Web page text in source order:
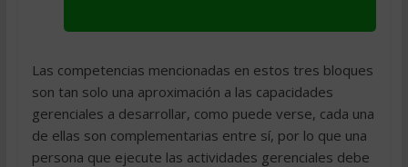
Las competencias mencionadas en estos tres bloques
son tan solo una aproximación a las capacidades
gerenciales a desarrollar, como puede verse, cada una
de ellas son complementarias entre sí, por lo que una
persona que ejecute las actividades gerenciales debe